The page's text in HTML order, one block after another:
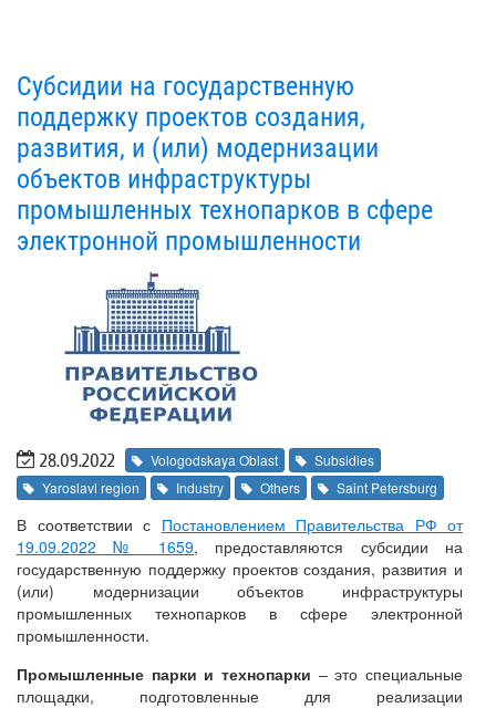
Субсидии на государственную
поддержку проектов создания,
развития, и (или) модернизации
объектов инфраструктуры
промышленных технопарков в сфере
электронной промышленности
28.09.2022 Vologodskaya Oblast
Subsidies
Yaroslavl region
Industry Others Saint Petersburg
В соответствии с Постановлением Правительства РФ от
19.09.2022 № 1659, предоставляются субсидии на
государственную поддержку проектов создания, развития и
(или) модернизации объектов инфраструктуры
промышленных технопарков в сфере электронной
промышленности.
Промышленные парки и технопарки – это специальные
площадки, подготовленные для реализации